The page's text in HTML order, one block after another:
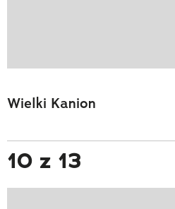
Wielki Kanion
10 z 13